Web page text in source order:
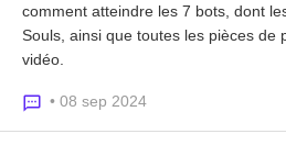
comment atteindre les 7 bots, dont
Souls, ainsi que toutes les pièces de
vidéo.
• 08 sep 2024